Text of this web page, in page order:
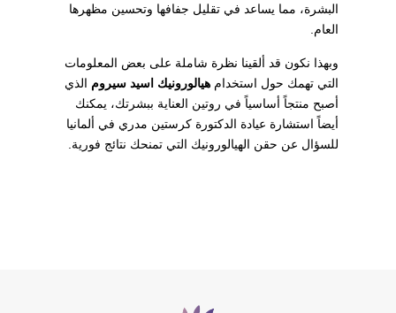
البشرة، مما يساعد في تقليل جفافها وتحسين مظهرها
العام.
وبهذا نكون قد ألقينا نظرة شاملة على بعض المعلومات
التي تهمك حول استخدام هيالورونيك اسيد سيروم الذي
أصبح منتجاً أساسياً في روتين العناية ببشرتك، يمكنك
أيضاً استشارة عيادة الدكتورة كرستين مدري في ألمانيا
للسؤال عن حقن الهيالورونيك التي تمنحك نتائج فورية.